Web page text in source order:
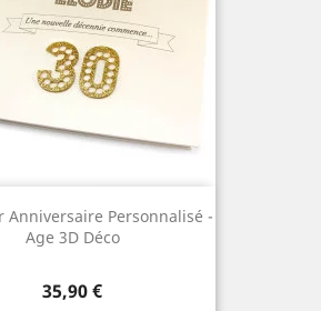
Anniversaire Personnalisé -
Age 3D Déco
Prix
35,90 €